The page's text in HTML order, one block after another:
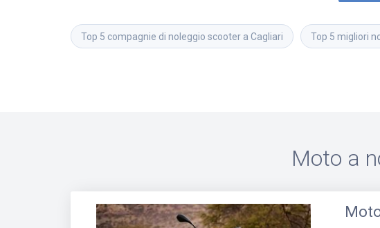
Top 5 compagnie di noleggio scooter a Cagliari Top 5 migliori
Moto a